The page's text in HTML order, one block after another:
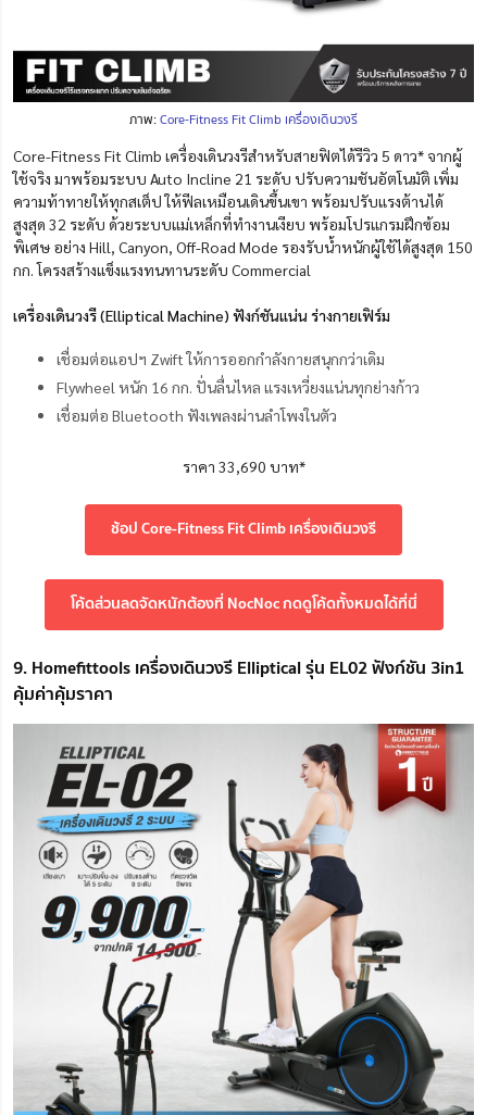
ภาพ:Core-Fitness Fit Climb เครื่องเดินวงรี
Core-Fitness Fit Climb เครื่องเดินวงรีสำหรับสายฟิตได้รีวิว 5 ดาว* จากผู้
ใช้จริง มาพร้อมระบบ Auto Incline 21 ระดับ ปรับความชันอัตโนมัติ เพิ่ม
ความท้าทายให้ทุกสเต็ป ให้ฟีลเหมือนเดินขึ้นเขา พร้อมปรับแรงต้านได้
สูงสุด 32 ระดับ ด้วยระบบแม่เหล็กที่ทำงานเงียบ พร้อมโปรแกรมฝึกซ้อม
พิเศษ อย่าง Hill, Canyon, Off-Road Mode รองรับน้ำหนักผู้ใช้ได้สูงสุด 150
กก. โครงสร้างแข็งแรงทนทานระดับ Commercial
เครื่องเดินวงรี (Elliptical Machine) ฟังก์ชันแน่น ร่างกายเฟิร์ม
เชื่อมต่อแอปฯ Zwift ให้การออกกำลังกายสนุกกว่าเดิม
Flywheel หนัก 16 กก. ปั่นลื่นไหล แรงเหวี่ยงแน่นทุกย่างก้าว
เชื่อมต่อ Bluetooth ฟังเพลงผ่านลำโพงในตัว
ราคา 33,690 บาท*
ช้อป Core-Fitness Fit Climb เครื่องเดินวงรี
โค้ดส่วนลดจัดหนักต้องที่ NocNoc กดดูโค้ดทั้งหมดได้ที่นี่
9. Homefittools เครื่องเดินวงรี Elliptical รุ่น EL02 ฟังก์ชัน 3in1
คุ้มค่าคุ้มราคา